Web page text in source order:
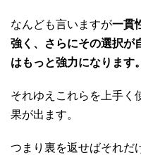
なんども言いますが一貫
強く、さらにその選択が
はもっと強力になります。
それゆえこれらを上手く
果が出ます。
つまり裏を返せばそれだ